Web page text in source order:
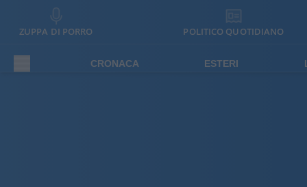
ZUPPA DI PORRO POLITICO QUOTIDIANO
CRONACA ESTERI